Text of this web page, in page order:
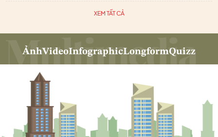
XEM TẤT CẢ
ẢnhVideoInfographicLongformQuizz